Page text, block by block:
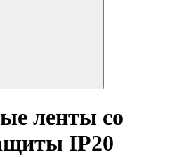
ленты со
IP20